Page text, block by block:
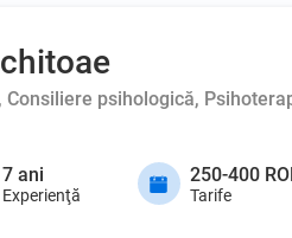
psihologică,
7 ani
Experienţă
250-400
Tarife